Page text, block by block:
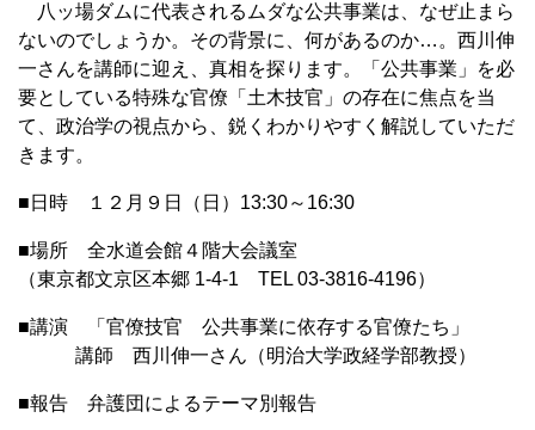
八ッ場ダムに代表されるムダな公共事業は、なぜ止まら
ないのでしょうか。その背景に、何があるのか…。西川伸
一さんを講師に迎え、真相を探ります。「公共事業」を必
要としている特殊な官僚「土木技官」の存在に焦点を当
て、政治学の視点から、鋭くわかりやすく解説していただ
きます。
■日時 １２月９日（日）13:30～16:30
■場所 全水道会館４階大会議室
（東京都文京区本郷 1-4-1 TEL 03-3816-4196）
■講演 「官僚技官 公共事業に依存する官僚たち」
講師 西川伸一さん（明治大学政経学部教授）
■報告 弁護団によるテーマ別報告